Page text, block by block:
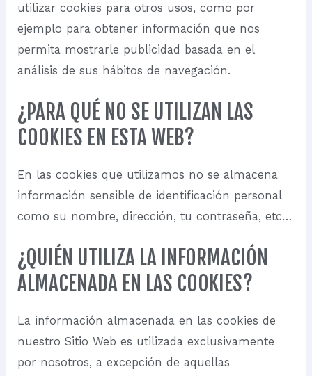
utilizar cookies para otros usos, como por
ejemplo para obtener información que nos
permita mostrarle publicidad basada en el
análisis de sus hábitos de navegación.
¿PARA QUÉ NO SE UTILIZAN LAS
COOKIES EN ESTA WEB?
En las cookies que utilizamos no se almacena
información sensible de identificación personal
como su nombre, dirección, tu contraseña, etc…
¿QUIÉN UTILIZA LA INFORMACIÓN
ALMACENADA EN LAS COOKIES?
La información almacenada en las cookies de
nuestro Sitio Web es utilizada exclusivamente
por nosotros, a excepción de aquellas